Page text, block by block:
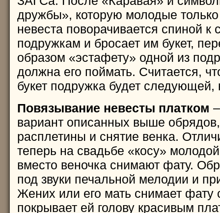
дружбы», которую молодые только
невеста поворачивается спиной
подружкам и бросает им букет,
образом «эстафету» одной из
должна его поймать. Считается,
букет подружка будет следующей,
Повязывание невесты платком
вариант описанных выше обрядов,
расплетины и снятие венка.
теперь на свадьбе «косу»
вместо веночка снимают фату.
под звуки печальной мелодии и
Жених или его мать снимает фату
покрывает ей голову красивым